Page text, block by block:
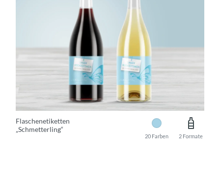
Flaschenetiketten
„Schmetterling“
2 Formate
20 Farben